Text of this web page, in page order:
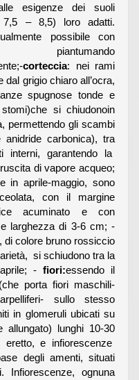
esigenze dei suoli
7,5 – 8,5) loro adatti.
possibile con
corteccia: nei rami
grigio chiaro all’ocra,
spugnose tonde e
si chiudonoin
permettendo gli scambi
carbonica), tra
interni, garantendo la
di vapore acqueo;
in aprile-maggio, sono
con il margine
acuminato e con
larghezza di 3-6 cm; -
di colore bruno rossiccio
si schiudono tra la
- fiori:essendo il
porta fiori maschili-
sullo stesso
in glomeruli ubicati su
allungato) lunghi 10-30
e infiorescenze
degli amenti, situati
Infiorescenze, ognuna